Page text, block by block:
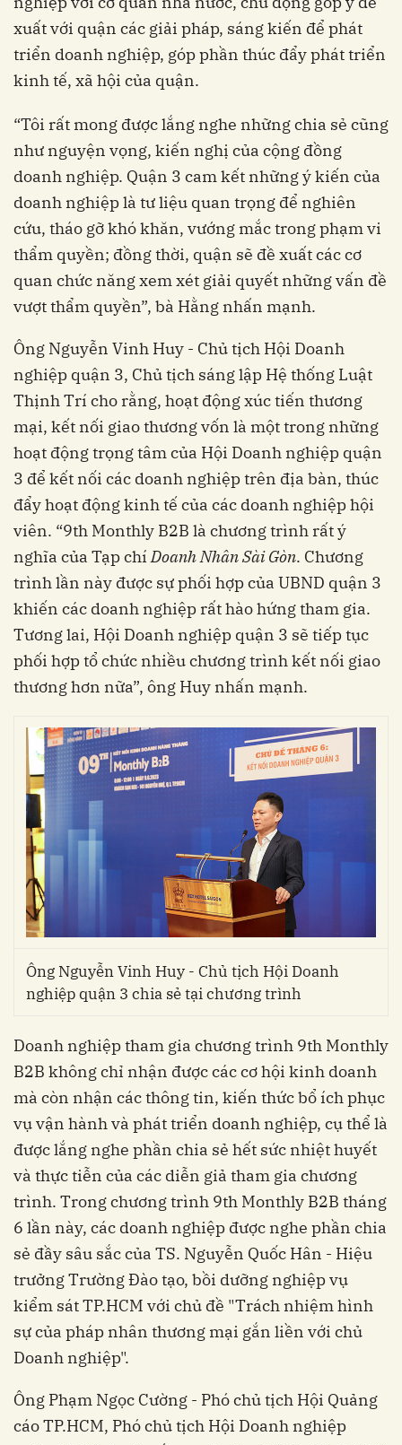
xuất với quận các giải pháp, sáng kiến để phát
triển doanh nghiệp, góp phần thúc đẩy phát triển
kinh tế, xã hội của quận.
“Tôi rất mong được lắng nghe những chia sẻ cũng
như nguyện vọng, kiến nghị của cộng đồng
doanh nghiệp. Quận 3 cam kết những ý kiến của
doanh nghiệp là tư liệu quan trọng để nghiên
cứu, tháo gỡ khó khăn, vướng mắc trong phạm vi
thẩm quyền; đồng thời, quận sẽ đề xuất các cơ
quan chức năng xem xét giải quyết những vấn đề
vượt thẩm quyền”, bà Hằng nhấn mạnh.
Ông Nguyễn Vinh Huy - Chủ tịch Hội Doanh
nghiệp quận 3, Chủ tịch sáng lập Hệ thống Luật
Thịnh Trí cho rằng, hoạt động xúc tiến thương
mại, kết nối giao thương vốn là một trong những
hoạt động trọng tâm của Hội Doanh nghiệp quận
3 để kết nối các doanh nghiệp trên địa bàn, thúc
đẩy hoạt động kinh tế của các doanh nghiệp hội
viên. “9th Monthly B2B là chương trình rất ý
nghĩa của Tạp chíDoanh Nhân Sài Gòn. Chương
trình lần này được sự phối hợp của UBND quận 3
khiến các doanh nghiệp rất hào hứng tham gia.
Tương lai, Hội Doanh nghiệp quận 3 sẽ tiếp tục
phối hợp tổ chức nhiều chương trình kết nối giao
thương hơn nữa”, ông Huy nhấn mạnh.
Ông Nguyễn Vinh Huy - Chủ tịch Hội Doanh
nghiệp quận 3 chia sẻ tại chương trình
Doanh nghiệp tham gia chương trình 9th Monthly
B2B không chỉ nhận được các cơ hội kinh doanh
mà còn nhận các thông tin, kiến thức bổ ích phục
vụ vận hành và phát triển doanh nghiệp, cụ thể là
được lắng nghe phần chia sẻ hết sức nhiệt huyết
và thực tiễn của các diễn giả tham gia chương
trình. Trong chương trình 9th Monthly B2B tháng
6 lần này, các doanh nghiệp được nghe phần chia
sẻ đầy sâu sắc của TS. Nguyễn Quốc Hân - Hiệu
trưởng Trường Đào tạo, bồi dưỡng nghiệp vụ
kiểm sát TP.HCM với chủ đề "Trách nhiệm hình
sự của pháp nhân thương mại gắn liền với chủ
Doanh nghiệp".
Ông Phạm Ngọc Cường - Phó chủ tịch Hội Quảng
cáo TP.HCM, Phó chủ tịch Hội Doanh nghiệp